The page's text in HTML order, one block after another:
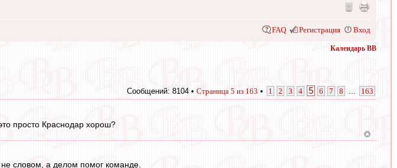
FAQ Регистрация Вход
Календарь ВВ
Сообщений: 8104 • Страница 5 из 163 • 1 2 3 4 5 6 7 8 163
просто Краснодар хорош?
словом, а делом помог команде.